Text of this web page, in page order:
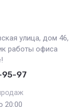
улица, дом 46,
работы офиса
95-97
20:00